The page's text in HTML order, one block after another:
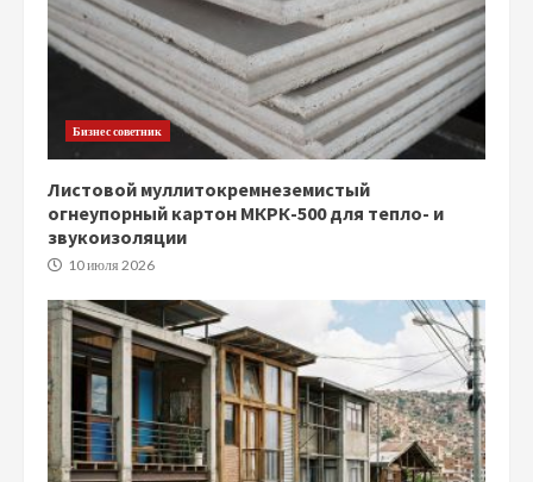
Бизнес советник
Листовой муллитокремнеземистый
огнеупорный картон МКРК-500 для тепло- и
звукоизоляции
10 июля 2026